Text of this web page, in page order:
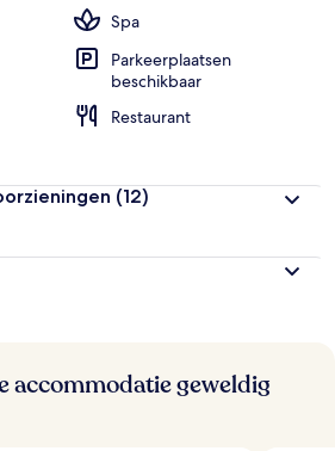
Spa
Parkeerplaatsen
beschikbaar
Restaurant
(12)
accommodatie geweldig